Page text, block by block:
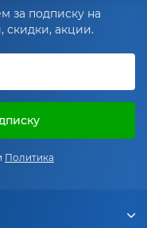
за подписку на
скидки, акции.
Политика